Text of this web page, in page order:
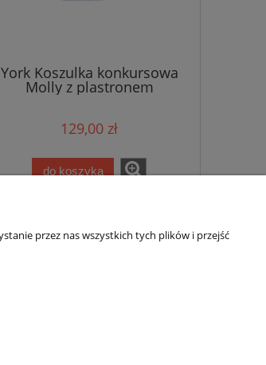
York Koszulka konkursowa
Molly z plastronem
129,00 zł
do koszyka
przez nas wszystkich tych plików i przejść